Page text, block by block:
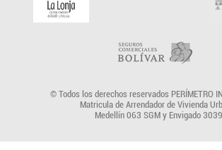
© Todos los derechos reservados PERÍMETRO
Matricula de Arrendador de Vivienda
Medellín 063 SGM y Envigado 3039